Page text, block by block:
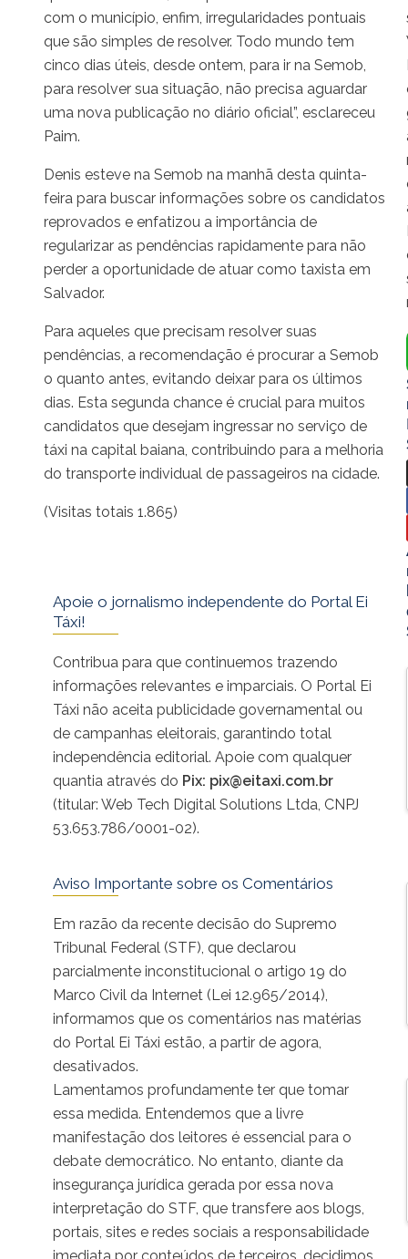
com o município, enfim, irregularidades pontuais
que são simples de resolver. Todo mundo tem
cinco dias úteis, desde ontem, para ir na Semob,
para resolver sua situação, não precisa aguardar
uma nova publicação no diário oficial”, esclareceu
Paim.
Denis esteve na Semob na manhã desta quinta-
feira para buscar informações sobre os candidatos
reprovados e enfatizou a importância de
regularizar as pendências rapidamente para não
perder a oportunidade de atuar como taxista em
Salvador.
Para aqueles que precisam resolver suas
pendências, a recomendação é procurar a Semob
o quanto antes, evitando deixar para os últimos
dias. Esta segunda chance é crucial para muitos
candidatos que desejam ingressar no serviço de
táxi na capital baiana, contribuindo para a melhoria
do transporte individual de passageiros na cidade.
(Visitas totais 1.865)
Apoie o jornalismo independente do Portal Ei
Táxi!
Contribua para que continuemos trazendo
informações relevantes e imparciais. O Portal Ei
Táxi não aceita publicidade governamental ou
de campanhas eleitorais, garantindo total
independência editorial. Apoie com qualquer
quantia através do Pix: pix@eitaxi.com.br
(titular: Web Tech Digital Solutions Ltda, CNPJ
53.653.786/0001-02).
Aviso Importante sobre os Comentários
Em razão da recente decisão do Supremo
Tribunal Federal (STF), que declarou
parcialmente inconstitucional o artigo 19 do
Marco Civil da Internet (Lei 12.965/2014),
informamos que os comentários nas matérias
do Portal Ei Táxi estão, a partir de agora,
desativados.
Lamentamos profundamente ter que tomar
essa medida. Entendemos que a livre
manifestação dos leitores é essencial para o
debate democrático. No entanto, diante da
insegurança jurídica gerada por essa nova
interpretação do STF, que transfere aos blogs,
portais, sites e redes sociais a responsabilidade
imediata por conteúdos de terceiros, decidimos,